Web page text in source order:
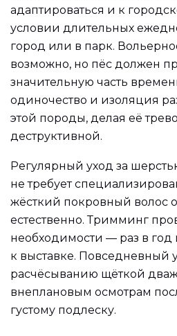
адаптироваться и к
условии длительных
город или в парк.
возможно, но пёс должен
значительную часть
одиночество и изоляция
этой породы, делая её
деструктивной.
Регулярный уход за
не требует
жёсткий покровный волос
естественно. Тримминг
необходимости — раз в
к выставке. Повседневный
расчёсыванию щёткой
внеплановым осмотрам
густому подлеску.